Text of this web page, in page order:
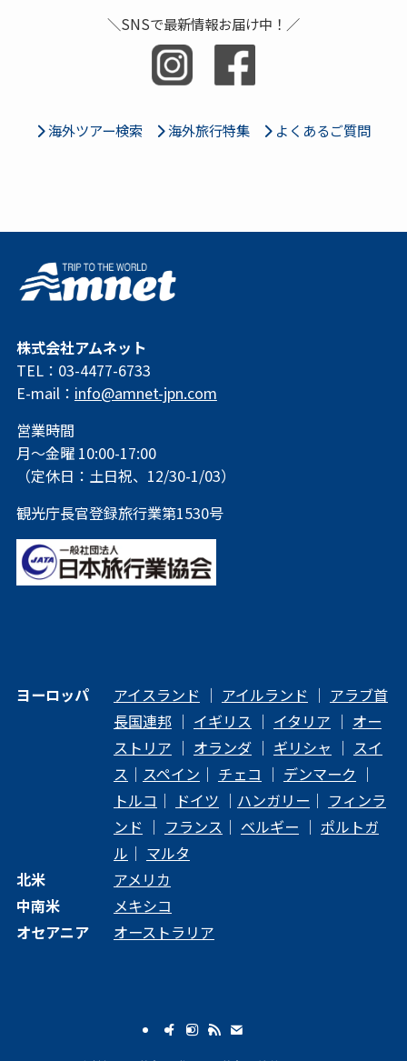
＼SNSで最新情報お届け中！／
海外ツアー検索 海外旅行特集 よくあるご質問
株式会社アムネット
TEL：03-4477-6733
E-mail： info@amnet-jpn.com
営業時間
月～金曜 10:00-17:00
（定休日：土日祝、12/30-1/03）
観光庁長官登録旅行業第1530号
ヨーロッパ アイスランド ｜ アイルランド ｜ アラブ首
長国連邦｜ イギリス ｜ イタリア ｜ オー
ストリア ｜ オランダ｜ ギリシャ ｜ スイ
ス ｜ スペイン ｜ チェコ ｜ デンマーク ｜
トルコ ｜ ドイツ ｜ ハンガリー ｜ フィンラ
ンド ｜ フランス ｜ ベルギー ｜ ポルトガ
ル ｜ マルタ
北米
アメリカ
中南米
メキシコ
オセアニア
オーストラリア